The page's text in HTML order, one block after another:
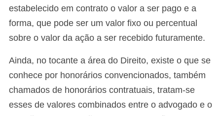
estabelecido em contrato o valor a ser pago e a
forma, que pode ser um valor fixo ou percentual
sobre o valor da ação a ser recebido futuramente.
Ainda, no tocante a área do Direito, existe o que se
conhece por honorários convencionados, também
chamados de honorários contratuais, tratam-se
esses de valores combinados entre o advogado e o